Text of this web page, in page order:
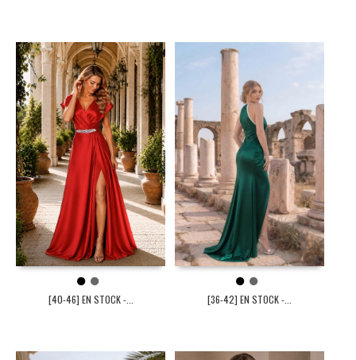
1 2
[40-46] EN STOCK -...
1 2
[36-42] EN STOCK -...